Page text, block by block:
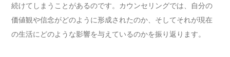
続けてしまうことがあるのです。カウンセリングでは、自分の
価値観や信念がどのように形成されたのか、そしてそれが現在
の生活にどのような影響を与えているのかを振り返ります。